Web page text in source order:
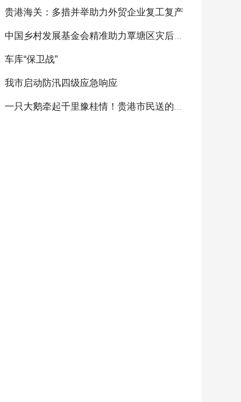
贵港海关：多措并举助力外贸企业复工复产
车库“保卫战”
我市启动防汛四级应急响应